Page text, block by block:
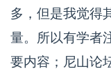
多，但是我觉得
量。所以有学者
要内容；尼山论